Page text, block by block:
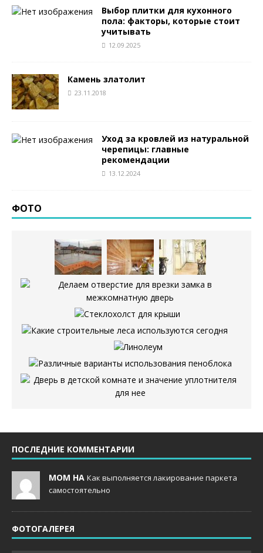
Выбор плитки для кухонного
пола: факторы, которые стоит
учитывать
12.09.2025
Камень златолит
23.11.2018
Уход за кровлей из натуральной
черепицы: главные
рекомендации
13.12.2024
ФОТО
ПОСЛЕДНИЕ КОММЕНТАРИИ
MOM НА Как выполняется лакирование паркета
самостоятельно
ФОТОГАЛЕРЕЯ